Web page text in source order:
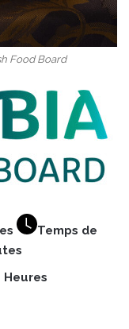
Food Board
Temps de
Heures